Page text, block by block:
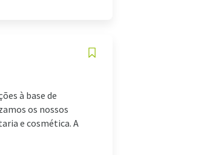
à base de
os nossos
e cosmética. A